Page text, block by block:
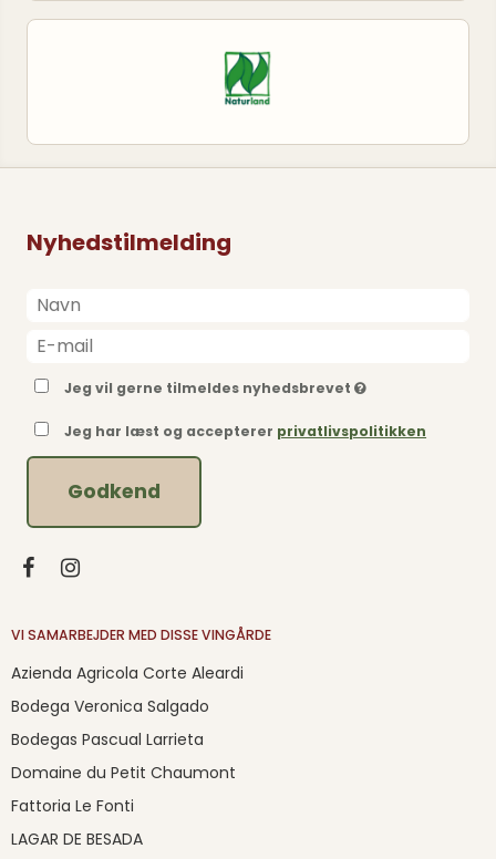
Nyhedstilmelding
Jeg vil gerne tilmeldes nyhedsbrevet
Jeg har læst og accepterer privatlivspolitikken
Godkend
VI SAMARBEJDER MED DISSE VINGÅRDE
Azienda Agricola Corte Aleardi
Bodega Veronica Salgado
Bodegas Pascual Larrieta
Domaine du Petit Chaumont
Fattoria Le Fonti
LAGAR DE BESADA